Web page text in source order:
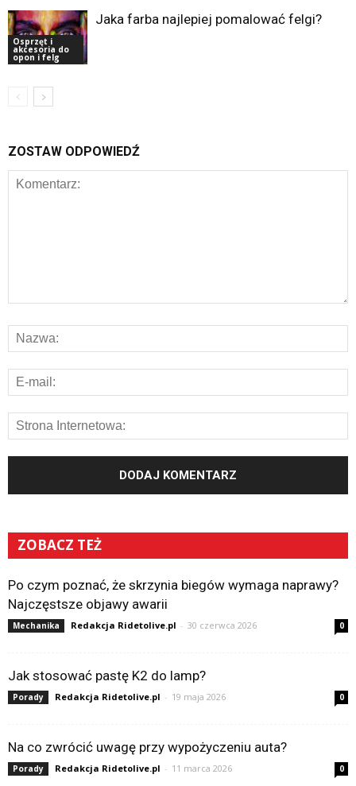
Osprzęt i
akcesoria do
opon i felg
Jaka farba najlepiej pomalować felgi?
ZOSTAW ODPOWIEDŹ
ZOBACZ TEŻ
Po czym poznać, że skrzynia biegów wymaga naprawy?
Najczęstsze objawy awarii
Mechanika Redakcja Ridetolive.pl - 30 czerwca 2026 0
Jak stosować pastę K2 do lamp?
Porady Redakcja Ridetolive.pl - 19 maja 2026 0
Na co zwrócić uwagę przy wypożyczeniu auta?
Porady Redakcja Ridetolive.pl - 11 marca 2026 0